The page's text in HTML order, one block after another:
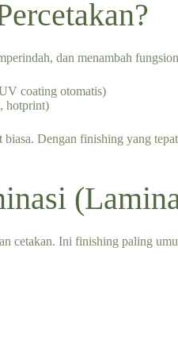
dan menambah
coating otomatis)
hotprint)
Dengan finishing yang
cetakan. Ini finishing paling